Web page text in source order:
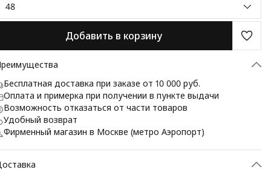
48
Добавить в корзину
Бесплатная доставка при заказе от 10 000 руб.
Оплата и примерка при получении в пункте выдачи
Возможность отказаться от части товаров
Удобный возврат
Фирменный магазин в Москве (метро Аэропорт)